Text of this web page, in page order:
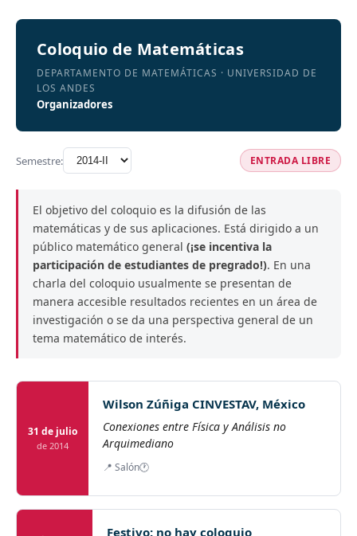
Coloquio de Matemáticas
DEPARTAMENTO DE MATEMÁTICAS · UNIVERSIDAD DE
LOS ANDES
Organizadores
Semestre: ENTRADA LIBRE
El objetivo del coloquio es la difusión de las
matemáticas y de sus aplicaciones. Está dirigido a un
público matemático general (¡se incentiva la
participación de estudiantes de pregrado!). En una
charla del coloquio usualmente se presentan de
manera accesible resultados recientes en un área de
investigación o se da una perspectiva general de un
tema matemático de interés.
31 de julio
de 2014
Wilson Zúñiga CINVESTAV, México
Conexiones entre Física y Análisis no
Arquimediano
📍 Salón🕐
Festivo: no hay coloquio